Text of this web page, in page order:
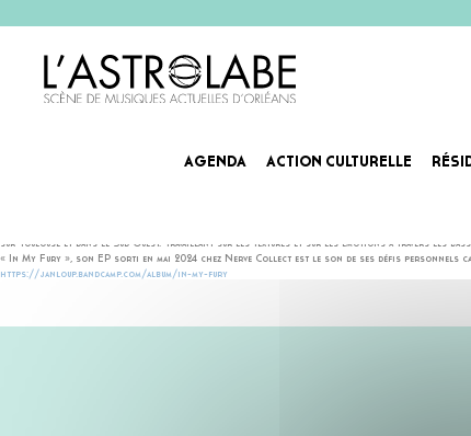
AGENDA ACTION CULTURELLE
sur Toulouse et dans le Sud Ouest. Travaillant sur les textures et sur les émotions à travers les
« In My Fury », son EP sorti en mai 2024 chez Nerve Collect est le son de ses défis personnels
https://janloup.bandcamp.com/album/in-my-fury